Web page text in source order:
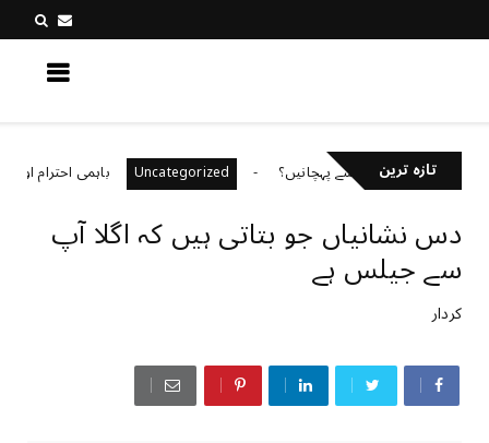
تازہ ترین
معلومات کیسے پہچانیں؟ Uncategorized باہمی احترام اور رواداری
دس نشانیاں جو بتاتی ہیں کہ اگلا آپ
سے جیلس ہے
کردار